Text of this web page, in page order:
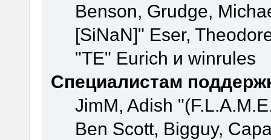
Benson, Grudge,
[SiNaN]" Eser,
"TE" Eurich и winrules
Специалистам
JimM, Adish
Ben Scott, Bigguy,